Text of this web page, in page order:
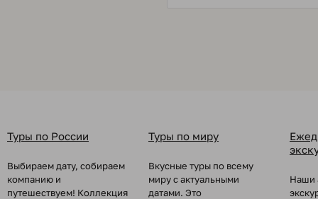
Туры по России
Выбираем дату, собираем
компанию и
путешествуем! Коллекция
Туры по миру
Вкусные туры по всему
миру с актуальными
датами. Это
Наши